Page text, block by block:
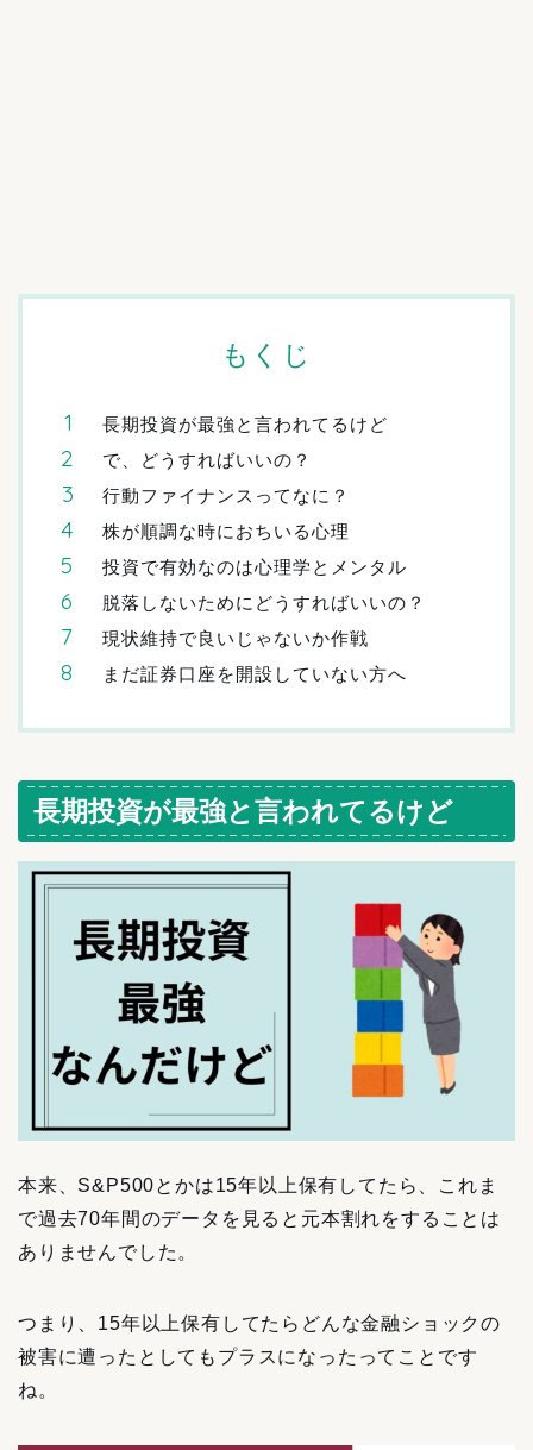
もくじ
長期投資が最強と言われてるけど
で、どうすればいいの？
行動ファイナンスってなに？
株が順調な時におちいる心理
投資で有効なのは心理学とメンタル
脱落しないためにどうすればいいの？
現状維持で良いじゃないか作戦
まだ証券口座を開設していない方へ
長期投資が最強と言われてるけど
本来、S&P500とかは15年以上保有してたら、これま
で過去70年間のデータを見ると元本割れをすることは
ありませんでした。
つまり、15年以上保有してたらどんな金融ショックの
被害に遭ったとしてもプラスになったってことです
ね。